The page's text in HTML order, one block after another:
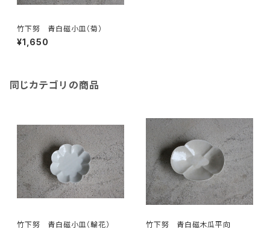
竹下努 青白磁小皿（菊）
¥1,650
同じカテゴリの商品
竹下努 青白磁小皿（輪花） 竹下努 青白磁木瓜平向